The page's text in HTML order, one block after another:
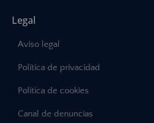
Legal
Aviso legal
Política de privacidad
Política de cookies
Canal de denuncias